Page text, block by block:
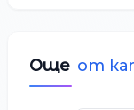
Още от